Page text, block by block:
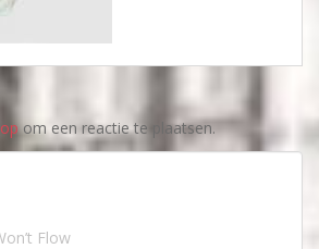
om een reactie te plaatsen.
Flow